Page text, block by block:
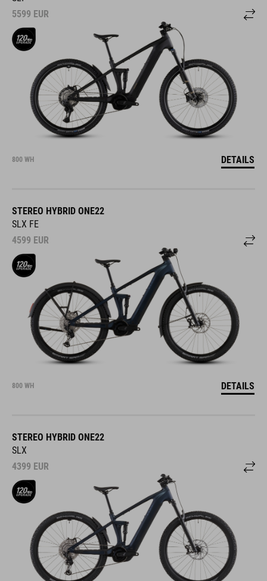
5599 EUR
800 WH DETAILS
STEREO HYBRID ONE22
SLX FE
4599 EUR
800 WH DETAILS
STEREO HYBRID ONE22
SLX
4399 EUR